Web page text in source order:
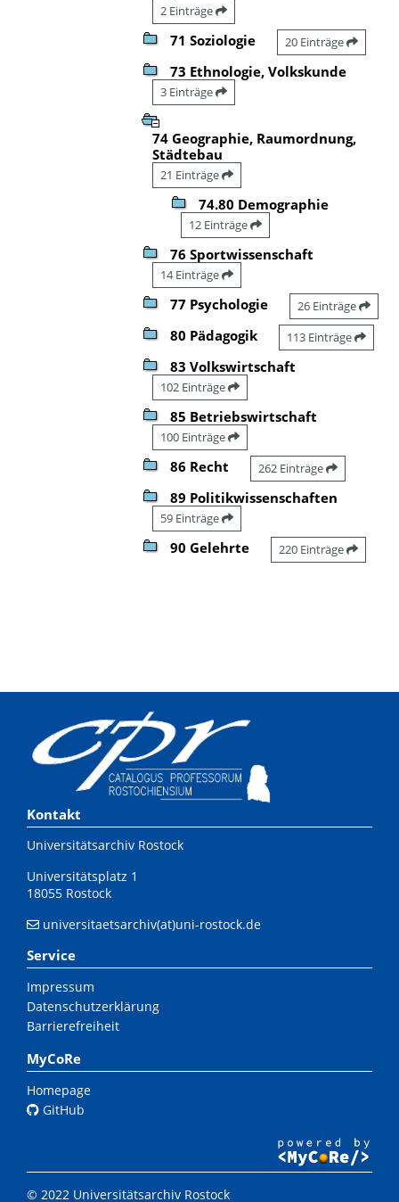
2 Einträge
71 Soziologie 20 Einträge
73 Ethnologie, Volkskunde
3 Einträge
74 Geographie, Raumordnung,
Städtebau
21 Einträge
74.80 Demographie
12 Einträge
76 Sportwissenschaft
14 Einträge
77 Psychologie 26 Einträge
80 Pädagogik 113 Einträge
83 Volkswirtschaft
102 Einträge
85 Betriebswirtschaft
100 Einträge
86 Recht 262 Einträge
89 Politikwissenschaften
59 Einträge
90 Gelehrte 220 Einträge
Kontakt
Universitätsarchiv Rostock
Universitätsplatz 1
18055 Rostock
universitaetsarchiv(at)uni-rostock.de
Service
Impressum
Datenschutzerklärung
Barrierefreiheit
MyCoRe
Homepage
GitHub
© 2022 Universitätsarchiv Rostock